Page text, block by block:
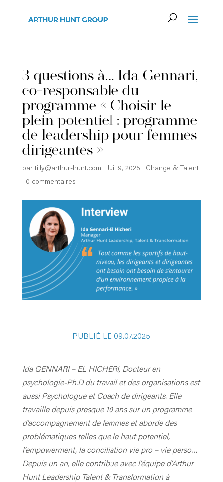
3 questions à… Ida Gennari,
co-responsable du
programme « Choisir le
plein potentiel : programme
de leadership pour femmes
dirigeantes »
partilly@arthur-hunt.com Juil 9, 2025
Change & Talent
0 commentaires
PUBLIÉ LE 09.07.2025
Ida GENNARI – EL HICHERI, Docteur en
psychologie-Ph.D du travail et des organisations est
aussi Psychologue et Coach de dirigeants. Elle
travaille depuis presque 10 ans sur un programme
d’accompagnement de femmes et aborde des
problématiques telles que le haut potentiel,
l’empowerment, la conciliation vie pro – vie perso…
Depuis un an, elle contribue avec l’équipe d’Arthur
Hunt Leadership Talent & Transformation à